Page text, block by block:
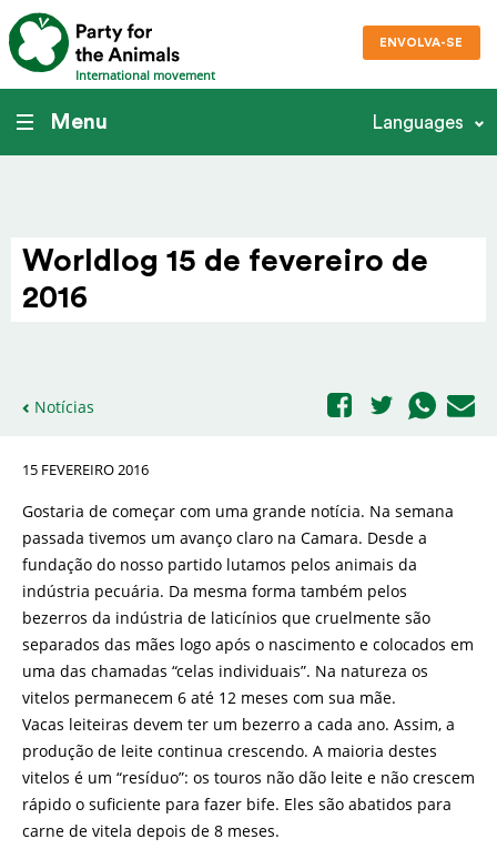
International movement
ENVOLVA-SE
Menu Languages
Worldlog 15 de fevereiro de
2016
Notícias
15 FEVEREIRO 2016
Gostaria de começar com uma grande notícia. Na semana
passada tivemos um avanço claro na Camara. Desde a
fundação do nosso partido lutamos pelos animais da
indústria pecuária. Da mesma forma também pelos
bezerros da indústria de laticínios que cruelmente são
separados das mães logo após o nascimento e colocados em
uma das chamadas “celas individuais”. Na natureza os
vitelos permanecem 6 até 12 meses com sua mãe.
Vacas leiteiras devem ter um bezerro a cada ano. Assim, a
produção de leite continua crescendo. A maioria destes
vitelos é um “resíduo”: os touros não dão leite e não crescem
rápido o suficiente para fazer bife. Eles são abatidos para
carne de vitela depois de 8 meses.